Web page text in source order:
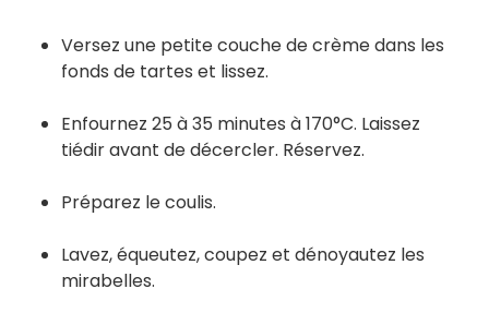
Versez une petite couche de crème dans les
fonds de tartes et lissez.
Enfournez 25 à 35 minutes à 170°C. Laissez
tiédir avant de décercler. Réservez.
Préparez le coulis.
Lavez, équeutez, coupez et dénoyautez les
mirabelles.